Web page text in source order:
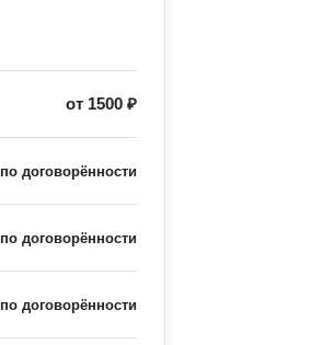
от 1500 ₽
по договорённости
по договорённости
по договорённости